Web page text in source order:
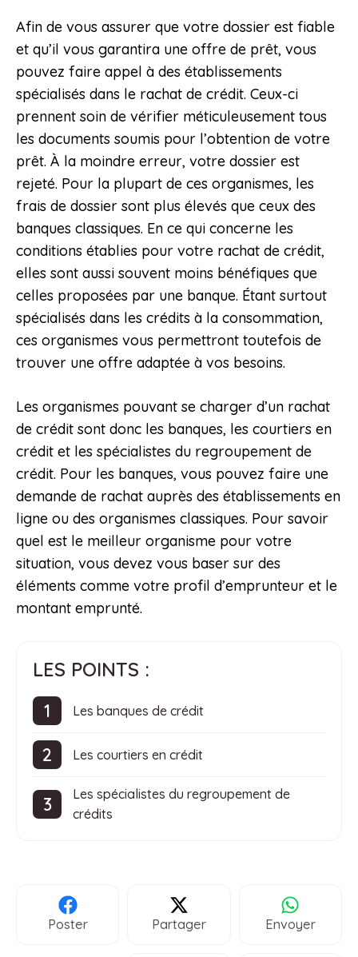
Afin de vous assurer que votre dossier est fiable
et qu’il vous garantira une offre de prêt, vous
pouvez faire appel à des établissements
spécialisés dans le rachat de crédit. Ceux-ci
prennent soin de vérifier méticuleusement tous
les documents soumis pour l’obtention de votre
prêt. À la moindre erreur, votre dossier est
rejeté. Pour la plupart de ces organismes, les
frais de dossier sont plus élevés que ceux des
banques classiques. En ce qui concerne les
conditions établies pour votre rachat de crédit,
elles sont aussi souvent moins bénéfiques que
celles proposées par une banque. Étant surtout
spécialisés dans les crédits à la consommation,
ces organismes vous permettront toutefois de
trouver une offre adaptée à vos besoins.
Les organismes pouvant se charger d’un rachat
de crédit sont donc les banques, les courtiers en
crédit et les spécialistes du regroupement de
crédit. Pour les banques, vous pouvez faire une
demande de rachat auprès des établissements en
ligne ou des organismes classiques. Pour savoir
quel est le meilleur organisme pour votre
situation, vous devez vous baser sur des
éléments comme votre profil d’emprunteur et le
montant emprunté.
LES POINTS :
Les banques de crédit
Les courtiers en crédit
Les spécialistes du regroupement de
crédits
Poster Partager Envoyer